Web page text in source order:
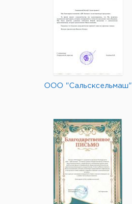
ООО "Сальсксельмаш"